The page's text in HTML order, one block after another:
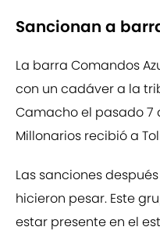
Sancionan a
La barra Comandos
con un cadáver a la
Camacho el pasado
Millonarios recibió a
Las sanciones
hicieron pesar. Este
estar presente en el